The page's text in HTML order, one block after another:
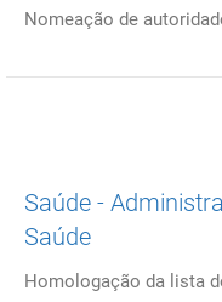
Nomeação de
Saúde -
Saúde
Homologação da lista